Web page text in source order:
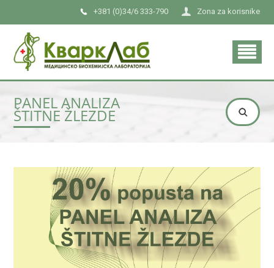
Zona za korisnike
+381 (0)34/6 333-790
PANEL ANALIZA
ŠTITNE ŽLEZDE